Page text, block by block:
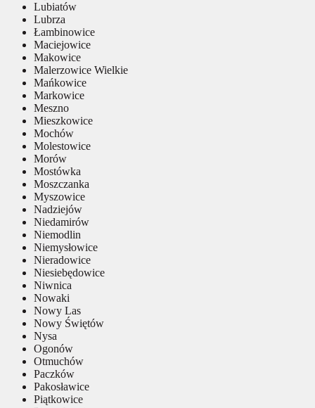
Lubiatów
Lubrza
Łambinowice
Maciejowice
Makowice
Malerzowice Wielkie
Mańkowice
Markowice
Meszno
Mieszkowice
Mochów
Molestowice
Morów
Mostówka
Moszczanka
Myszowice
Nadziejów
Niedamirów
Niemodlin
Niemysłowice
Nieradowice
Niesiebędowice
Niwnica
Nowaki
Nowy Las
Nowy Świętów
Nysa
Ogonów
Otmuchów
Paczków
Pakosławice
Piątkowice